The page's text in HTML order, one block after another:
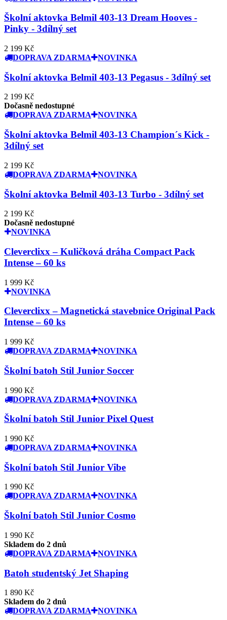
Školní aktovka Belmil 403-13 Dream Hooves -
Pinky - 3dílný set
2 199 Kč
DOPRAVA ZDARMA
NOVINKA
Školní aktovka Belmil 403-13 Pegasus - 3dílný set
2 199 Kč
Dočasně nedostupné
DOPRAVA ZDARMA
NOVINKA
Školní aktovka Belmil 403-13 Champion´s Kick -
3dílný set
2 199 Kč
DOPRAVA ZDARMA
NOVINKA
Školní aktovka Belmil 403-13 Turbo - 3dílný set
2 199 Kč
Dočasně nedostupné
NOVINKA
Cleverclixx – Kuličková dráha Compact Pack
Intense – 60 ks
1 999 Kč
NOVINKA
Cleverclixx – Magnetická stavebnice Original Pack
Intense – 60 ks
1 999 Kč
DOPRAVA ZDARMA
NOVINKA
Školní batoh Stil Junior Soccer
1 990 Kč
DOPRAVA ZDARMA
NOVINKA
Školní batoh Stil Junior Pixel Quest
1 990 Kč
DOPRAVA ZDARMA
NOVINKA
Školní batoh Stil Junior Vibe
1 990 Kč
DOPRAVA ZDARMA
NOVINKA
Školní batoh Stil Junior Cosmo
1 990 Kč
Skladem do 2 dnů
DOPRAVA ZDARMA
NOVINKA
Batoh studentský Jet Shaping
1 890 Kč
Skladem do 2 dnů
DOPRAVA ZDARMA
NOVINKA